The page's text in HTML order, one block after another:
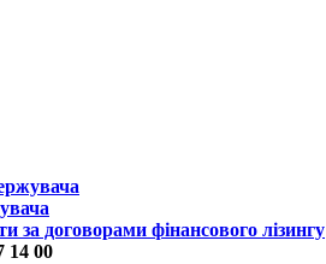
за договорами фінансового лізингу
14 00